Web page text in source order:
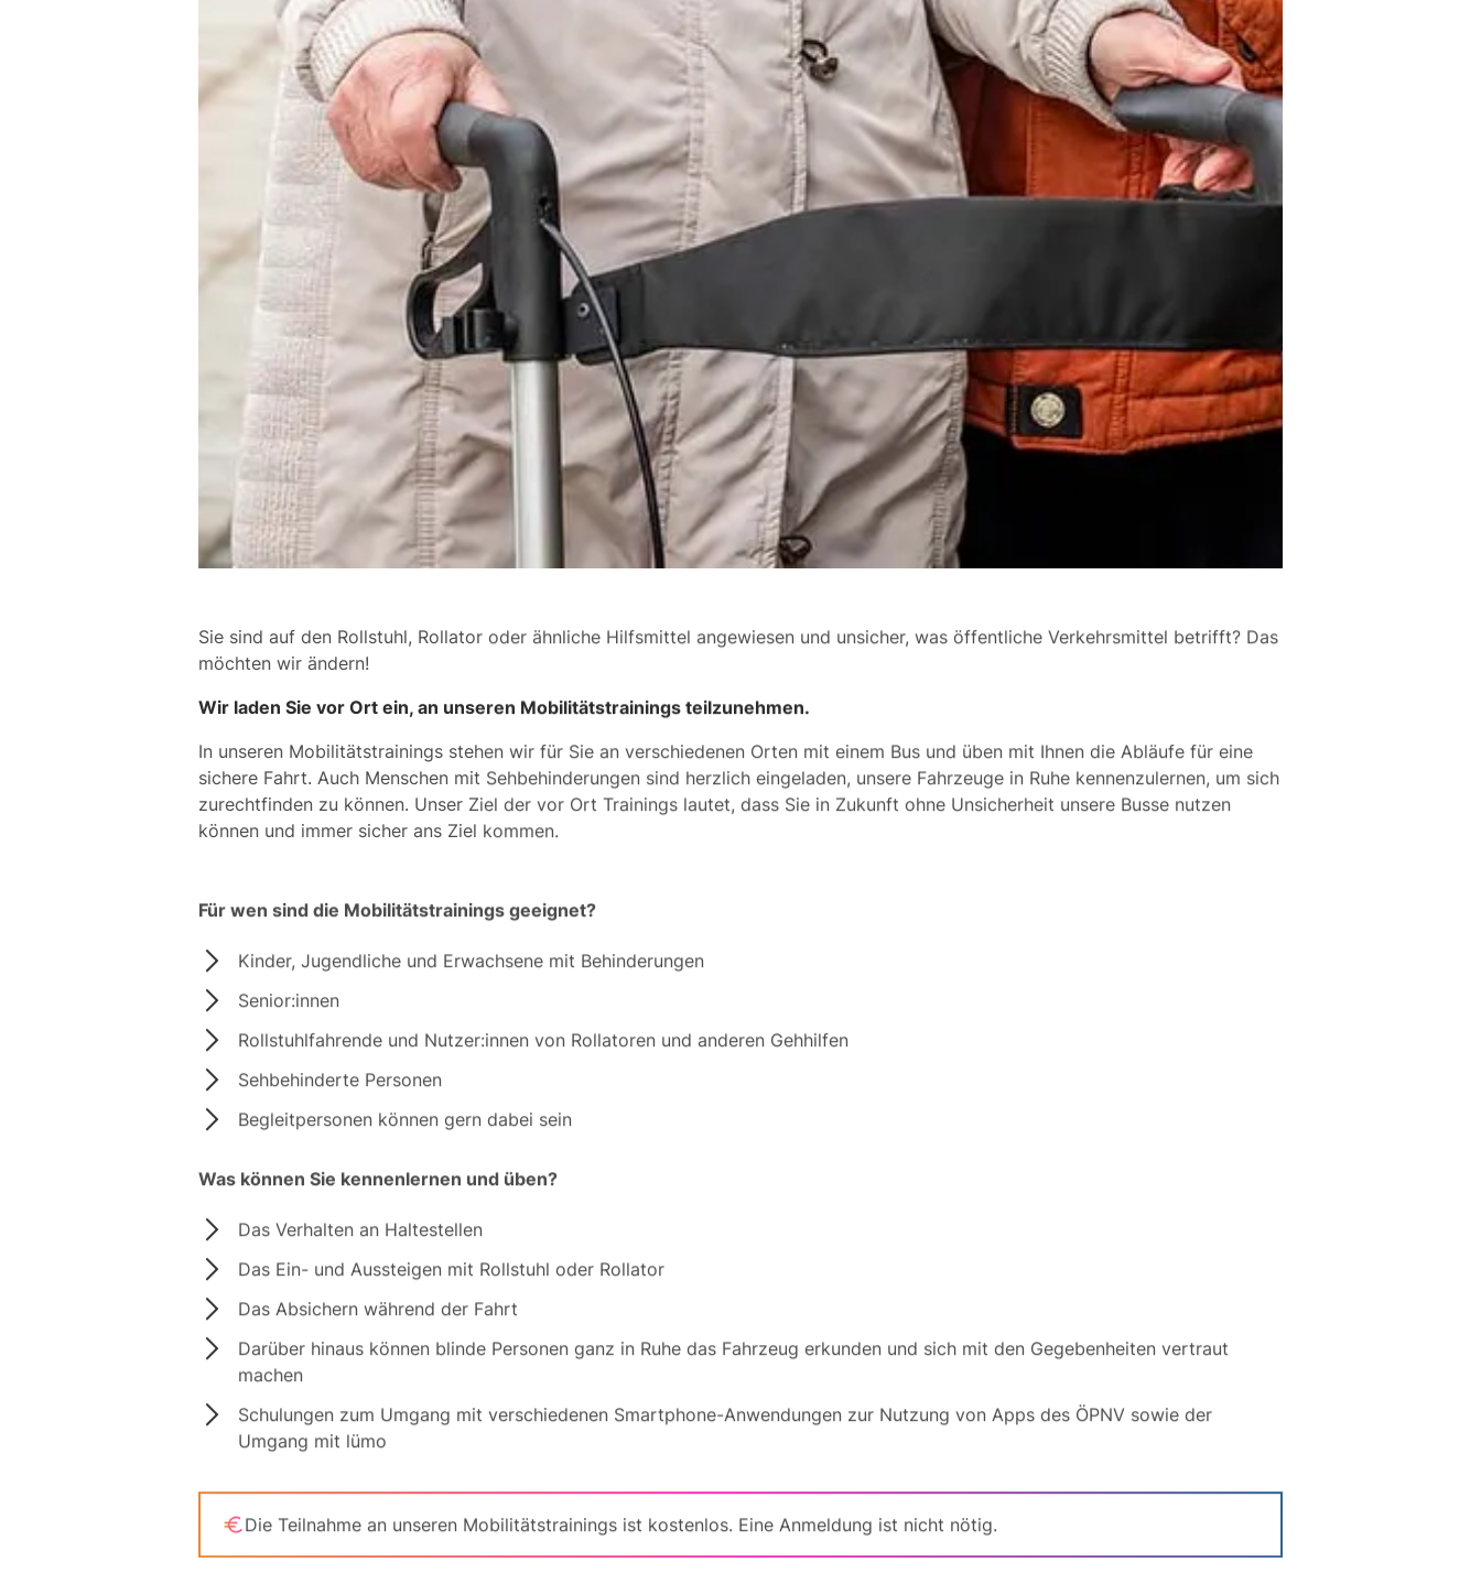
Sie sind auf den Rollstuhl, Rollator oder ähnliche Hilfsmittel angewiesen und unsicher, was öffentliche Verkehrsmittel betrifft? Das
möchten wir ändern!
Wir laden Sie vor Ort ein, an unseren Mobilitätstrainings teilzunehmen.
In unseren Mobilitätstrainings stehen wir für Sie an verschiedenen Orten mit einem Bus und üben mit Ihnen die Abläufe für eine
sichere Fahrt. Auch Menschen mit Sehbehinderungen sind herzlich eingeladen, unsere Fahrzeuge in Ruhe kennenzulernen, um sich
zurechtfinden zu können. Unser Ziel der vor Ort Trainings lautet, dass Sie in Zukunft ohne Unsicherheit unsere Busse nutzen
können und immer sicher ans Ziel kommen.
Für wen sind die Mobilitätstrainings geeignet?
Kinder, Jugendliche und Erwachsene mit Behinderungen
Senior:innen
Rollstuhlfahrende und Nutzer:innen von Rollatoren und anderen Gehhilfen
Sehbehinderte Personen
Begleitpersonen können gern dabei sein
Was können Sie kennenlernen und üben?
Das Verhalten an Haltestellen
Das Ein- und Aussteigen mit Rollstuhl oder Rollator
Das Absichern während der Fahrt
Darüber hinaus können blinde Personen ganz in Ruhe das Fahrzeug erkunden und sich mit den Gegebenheiten vertraut
machen
Schulungen zum Umgang mit verschiedenen Smartphone-Anwendungen zur Nutzung von Apps des ÖPNV sowie der
Umgang mit lümo
Die Teilnahme an unseren Mobilitätstrainings ist kostenlos. Eine Anmeldung ist nicht nötig.